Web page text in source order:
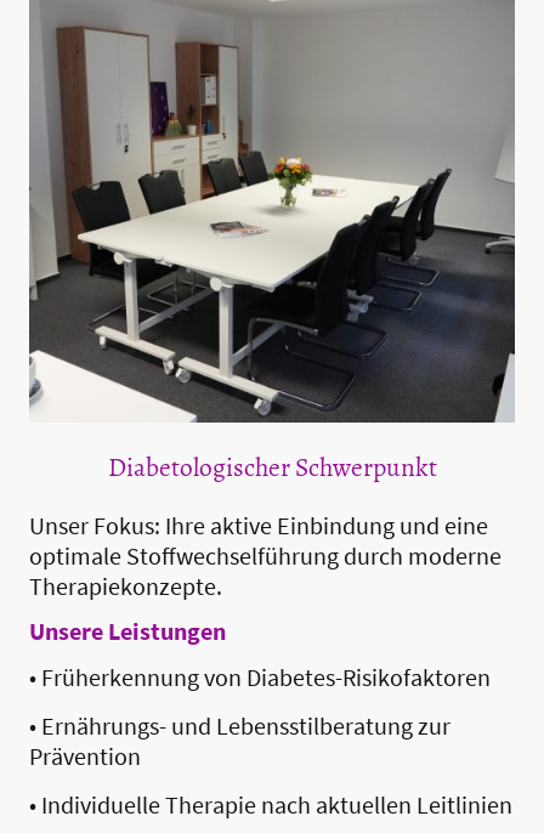
Diabetologischer Schwerpunkt
Unser Fokus: Ihre aktive Einbindung und eine
optimale Stoffwechselführung durch moderne
Therapiekonzepte.
Unsere Leistungen
• Früherkennung von Diabetes-Risikofaktoren
• Ernährungs- und Lebensstilberatung zur
Prävention
• Individuelle Therapie nach aktuellen Leitlinien